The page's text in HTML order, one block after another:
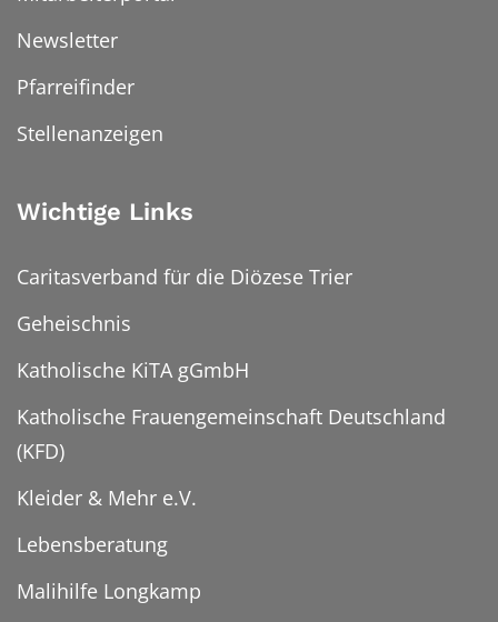
Newsletter
Pfarreifinder
Stellenanzeigen
Wichtige Links
Caritasverband für die Diözese Trier
Geheischnis
Katholische KiTA gGmbH
Katholische Frauengemeinschaft Deutschland
(KFD)
Kleider & Mehr e.V.
Lebensberatung
Malihilfe Longkamp